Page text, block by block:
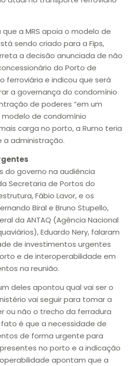
a MRS apoia o modelo de
sendo criado para a Fips,
a decisão anunciada de não
do Porto de
ferroviária e indicou que será
a governança do condomínio
de poderes “em um
modelo de condomínio
carga no porto, a Rumo teria
a administração.
do governo na audiência
Secretaria de Portos do
Fábio Lavor, e os
Biral e Bruno Stupello,
da ANTAQ (Agência Nacional
Eduardo Nery, falaram
de investimentos urgentes
e de interoperabilidade em
na reunião.
deles apontou qual vai ser o
vai seguir para tomar a
ou não o trecho da ferradura
fato é que a necessidade de
de forma urgente para
no porto e a indicação
apontam que a